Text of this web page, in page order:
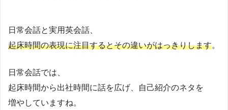
日常会話と実用英会話、
起床時間の表現に注目するとその違いがはっきりします。
日常会話では、
起床時間から出社時間に話を広げ、自己紹介のネタを
増やしていますね。